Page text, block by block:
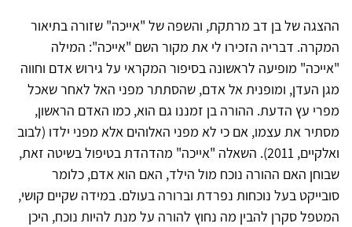
ההצגה של בן דב מרתקת, והשפה של "אייכה" שזורה בתיאור
המקרה. דבריה הזכירו לי את מקור השם "אייכה": המילה
"אייכה" מופיעה לראשונה בסיפור המקראי על גירוש אדם וחווה
מגן העדן, ומופנית אל אדם, שהסתתר מפני האל לאחר שאכל
מפרי עץ הדעת. ההורה בן זמננו גם הוא, כמו האדם הראשון,
מסתיר את עצמו, אם כי לא מפני האלוהים אלא מפני ילדו (לבוב
ואלקיים, 2011). השאלה "אייכה" מהדהדת בטיפול בשיטה זאת,
שבוחן האם ההורה נוכח מול הילד, האם הוא אדם, כלומר
סובייקט בעל נוכחות נפרדת וברורה בעולם. במידה שקיים קושי,
המטפל סקרן להבין מה נחוץ להורה על מנת להיות נוכח, היכן